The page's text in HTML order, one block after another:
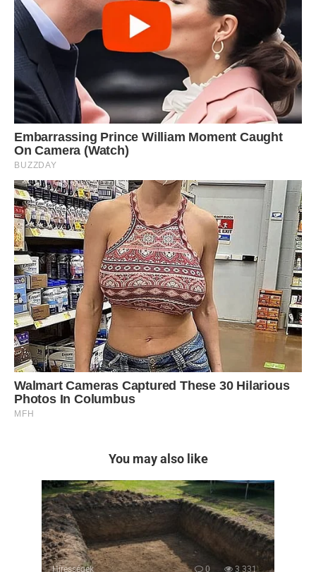
You may also like
Hírességek 0 3 331